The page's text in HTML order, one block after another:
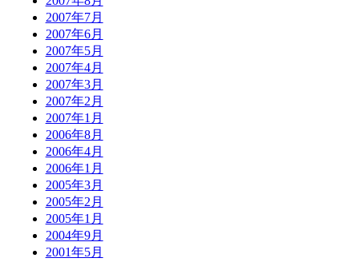
2007年7月
2007年6月
2007年5月
2007年4月
2007年3月
2007年2月
2007年1月
2006年8月
2006年4月
2006年1月
2005年3月
2005年2月
2005年1月
2004年9月
2001年5月